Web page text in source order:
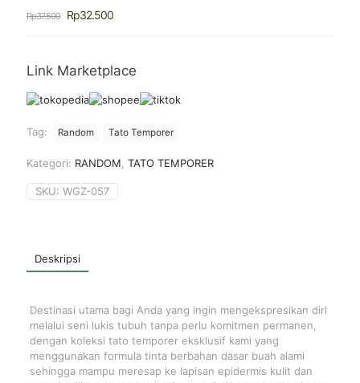
Deskripsi
Destinasi utama bagi Anda yang ingin mengekspresikan diri
melalui seni lukis tubuh tanpa perlu komitmen permanen,
dengan koleksi tato temporer eksklusif kami yang
menggunakan formula tinta berbahan dasar buah alami
sehingga mampu meresap ke lapisan epidermis kulit dan
Rp37.500
Harga
adalah:
Rp32.500Harga
ini
Rp32.500.
Link Marketplace
Tag: Random Tato Temporer
Kategori: RANDOM TATO TEMPORER
SKU: WGZ-057